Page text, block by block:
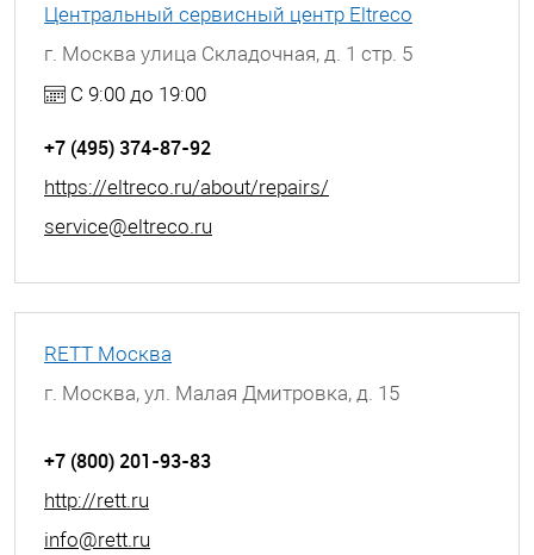
Центральный сервисный центр Eltreco
г. Москва улица Складочная, д. 1 стр. 5
С 9:00 до 19:00
+7 (495) 374-87-92
https://eltreco.ru/about/repairs/
service@eltreco.ru
RETT Москва
г. Москва, ул. Малая Дмитровка, д. 15
+7 (800) 201-93-83
http://rett.ru
info@rett.ru